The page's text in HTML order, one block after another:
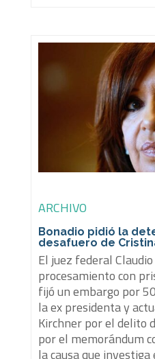
ARCHIVO
Bonadio pidió la
desafuero de
El juez federal
procesamiento con
fijó un embargo por
la ex presidenta y
Kirchner por el delito
por el memorándum
la causa que investiga